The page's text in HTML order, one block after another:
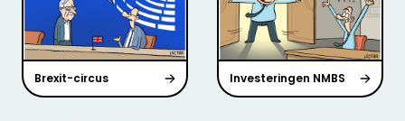
Brexit-circus Investeringen NMBS